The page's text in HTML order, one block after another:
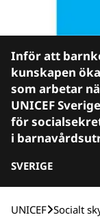
Inför att
kunskapen
som arbetar
UNICEF
för
i
SVERIGE
UNICEF Socialt